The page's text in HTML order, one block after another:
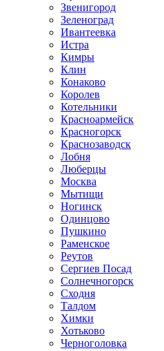
Звенигород
Зеленоград
Ивантеевка
Истра
Кимры
Клин
Конаково
Королев
Котельники
Красноармейск
Красногорск
Краснозаводск
Лобня
Люберцы
Москва
Мытищи
Ногинск
Одинцово
Пушкино
Раменское
Реутов
Сергиев Посад
Солнечногорск
Сходня
Талдом
Химки
Хотьково
Черноголовка